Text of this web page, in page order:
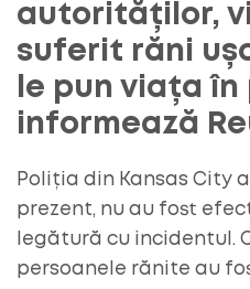
autorităților,
suferit răni
le pun viața
informează
Poliția din Kansas City
prezent, nu au fost
legătură cu incidentul.
persoanele rănite au